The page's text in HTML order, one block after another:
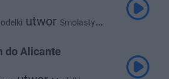
utwor Smolasty
do Alicante